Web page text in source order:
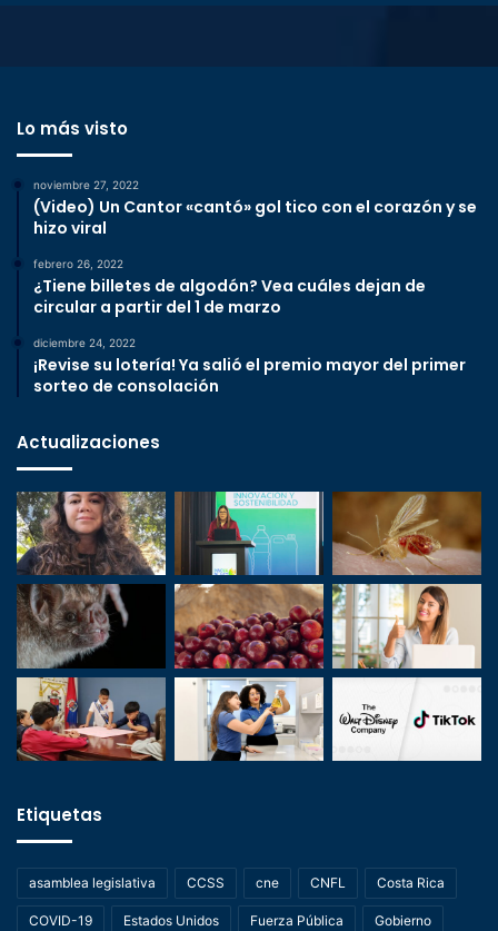
Lo más visto
noviembre 27, 2022
(Video) Un Cantor «cantó» gol tico con el corazón y se
hizo viral
febrero 26, 2022
¿Tiene billetes de algodón? Vea cuáles dejan de
circular a partir del 1 de marzo
diciembre 24, 2022
¡Revise su lotería! Ya salió el premio mayor del primer
sorteo de consolación
Actualizaciones
Etiquetas
asamblea legislativa CCSS cne CNFL Costa Rica
COVID-19 Estados Unidos Fuerza Pública Gobierno